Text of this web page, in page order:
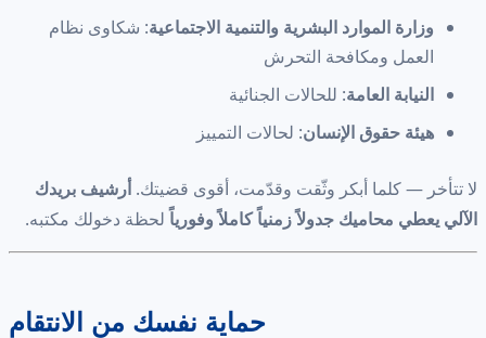
وزارة الموارد البشرية والتنمية الاجتماعية: شكاوى نظام
العمل ومكافحة التحرش
النيابة العامة: للحالات الجنائية
هيئة حقوق الإنسان: لحالات التمييز
لا تتأخر — كلما أبكر وثّقت وقدّمت، أقوى قضيتك.أرشيف بريدك
الآلي يعطي محاميك جدولاً زمنياً كاملاً وفورياًلحظة دخولك مكتبه.
حماية نفسك من الانتقام